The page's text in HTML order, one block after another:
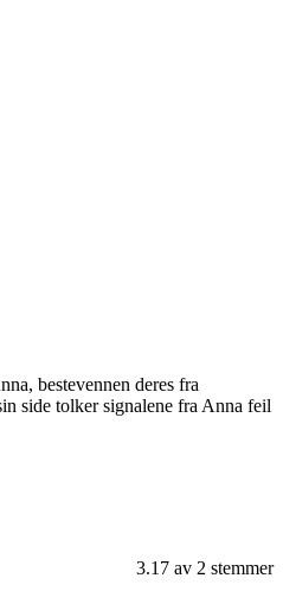
bestevennen deres fra
side tolker signalene fra Anna feil
3.17 av 2 stemmer